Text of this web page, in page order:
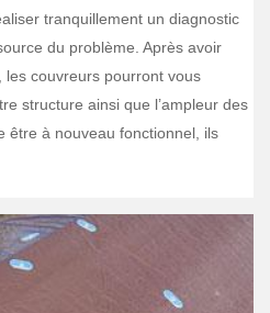
tranquillement un diagnostic
du problème. Après avoir
couvreurs pourront vous
structure ainsi que l’ampleur des
être à nouveau fonctionnel, ils